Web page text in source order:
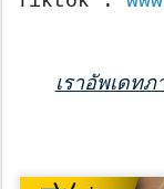
เราอัพเดท